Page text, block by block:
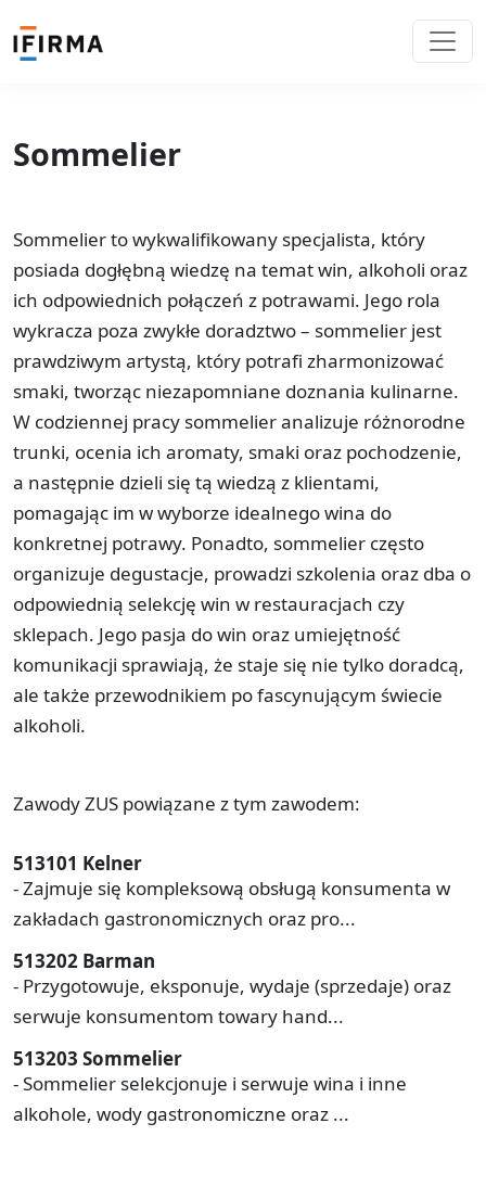
Sommelier
Sommelier to wykwalifikowany specjalista, który
posiada dogłębną wiedzę na temat win, alkoholi oraz
ich odpowiednich połączeń z potrawami. Jego rola
wykracza poza zwykłe doradztwo – sommelier jest
prawdziwym artystą, który potrafi zharmonizować
smaki, tworząc niezapomniane doznania kulinarne.
W codziennej pracy sommelier analizuje różnorodne
trunki, ocenia ich aromaty, smaki oraz pochodzenie,
a następnie dzieli się tą wiedzą z klientami,
pomagając im w wyborze idealnego wina do
konkretnej potrawy. Ponadto, sommelier często
organizuje degustacje, prowadzi szkolenia oraz dba o
odpowiednią selekcję win w restauracjach czy
sklepach. Jego pasja do win oraz umiejętność
komunikacji sprawiają, że staje się nie tylko doradcą,
ale także przewodnikiem po fascynującym świecie
alkoholi.
Zawody ZUS powiązane z tym zawodem:
513101 Kelner
- Zajmuje się kompleksową obsługą konsumenta w
zakładach gastronomicznych oraz pro...
513202 Barman
- Przygotowuje, eksponuje, wydaje (sprzedaje) oraz
serwuje konsumentom towary hand...
513203 Sommelier
- Sommelier selekcjonuje i serwuje wina i inne
alkohole, wody gastronomiczne oraz ...